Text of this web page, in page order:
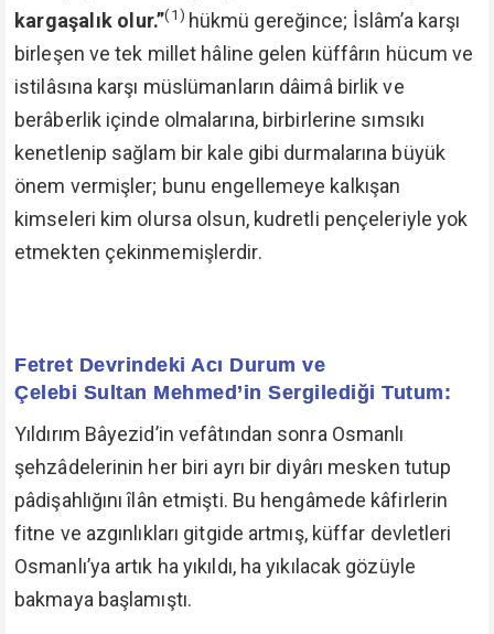
kargaşalık olur.”(1) hükmü gereğince; İslâm’a karşı
birleşen ve tek millet hâline gelen küffârın hücum ve
istilâsına karşı müslümanların dâimâ birlik ve
berâberlik içinde olmalarına, birbirlerine sımsıkı
kenetlenip sağlam bir kale gibi durmalarına büyük
önem vermişler; bunu engellemeye kalkışan
kimseleri kim olursa olsun, kudretli pençeleriyle yok
etmekten çekinmemişlerdir.
Fetret Devrindeki Acı Durum ve
Çelebi Sultan Mehmed’in Sergilediği Tutum:
Yıldırım Bâyezid’in vefâtından sonra Osmanlı
şehzâdelerinin her biri ayrı bir diyârı mesken tutup
pâdişahlığını îlân etmişti. Bu hengâmede kâfirlerin
fitne ve azgınlıkları gitgide artmış, küffar devletleri
Osmanlı’ya artık ha yıkıldı, ha yıkılacak gözüyle
bakmaya başlamıştı.